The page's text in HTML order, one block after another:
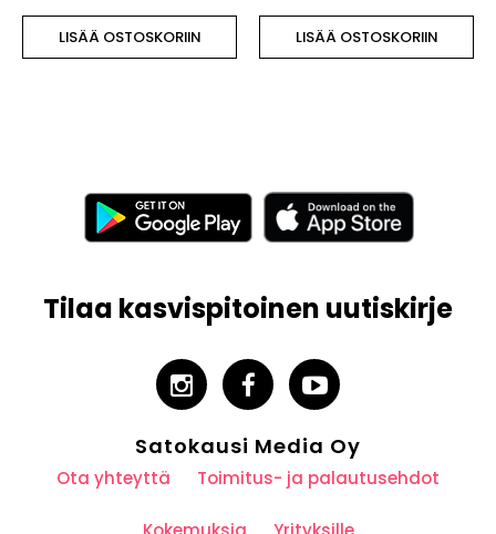
LISÄÄ OSTOSKORIIN LISÄÄ OSTOSKORIIN
Tilaa kasvispitoinen uutiskirje
Satokausi Media Oy
Ota yhteyttä Toimitus- ja palautusehdot